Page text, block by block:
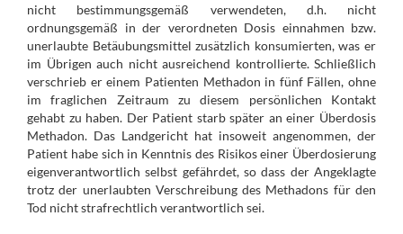
nicht bestimmungsgemäß verwendeten, d.h. nicht
ordnungsgemäß in der verordneten Dosis einnahmen bzw.
unerlaubte Betäubungsmittel zusätzlich konsumierten, was er
im Übrigen auch nicht ausreichend kontrollierte. Schließlich
verschrieb er einem Patienten Methadon in fünf Fällen, ohne
im fraglichen Zeitraum zu diesem persönlichen Kontakt
gehabt zu haben. Der Patient starb später an einer Überdosis
Methadon. Das Landgericht hat insoweit angenommen, der
Patient habe sich in Kenntnis des Risikos einer Überdosierung
eigenverantwortlich selbst gefährdet, so dass der Angeklagte
trotz der unerlaubten Verschreibung des Methadons für den
Tod nicht strafrechtlich verantwortlich sei.